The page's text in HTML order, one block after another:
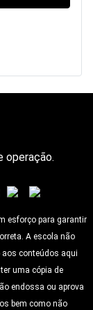
operação.
esforço para garantir
A escola não
aos conteúdos aqui
uma cópia de
endossa ou aprova
bem como não